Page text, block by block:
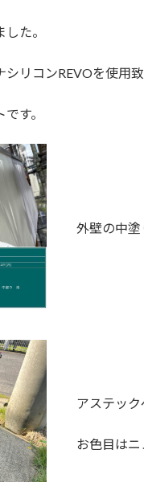
た。
リコンREVOを使用致
す。
外壁の中
アステッ
お色目は